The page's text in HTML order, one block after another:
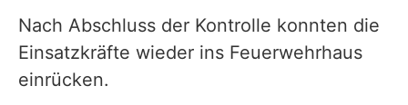
Nach Abschluss der Kontrolle konnten die
Einsatzkräfte wieder ins Feuerwehrhaus
einrücken.